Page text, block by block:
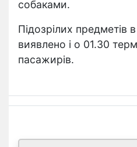
собаками.
Підозрілих предметів
виявлено і о 01.30
пасажирів.